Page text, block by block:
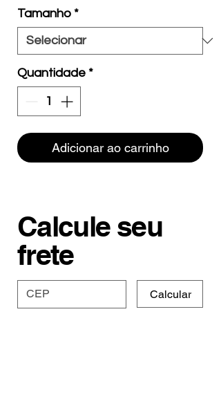
Tamanho *
Quantidade *
Adicionar ao carrinho
Calcule seu
frete
Calcular